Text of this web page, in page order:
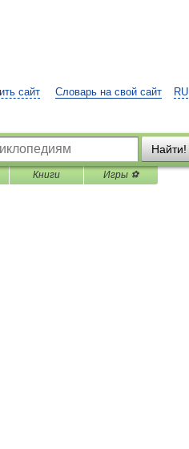
RU
сайт Словарь на свой сайт
Найти!
Книги Игры ⚽